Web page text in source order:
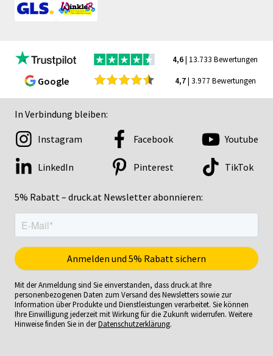
4,6| 13.733 Bewertungen
Google 4,7| 3.977 Bewertungen
In Verbindung bleiben:
5% Rabatt – druck.at Newsletter abonnieren:
Instagram Facebook Youtube
LinkedIn Pinterest TikTok
Mit der Anmeldung sind Sie einverstanden, dass druck.at Ihre
personenbezogenen Daten zum Versand des Newsletters sowie zur
Information über Produkte und Dienstleistungen verarbeitet. Sie können
Ihre Einwilligung jederzeit mit Wirkung für die Zukunft widerrufen. Weitere
Hinweise finden Sie in derDatenschutzerklärung.